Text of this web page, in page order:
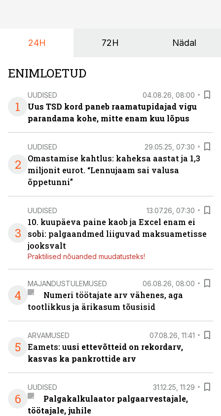
24H 72H Nädal
ENIMLOETUD
1
UUDISED 04.08.26, 08:00
Uus TSD kord paneb raamatupidajad vigu
parandama kohe, mitte enam kuu lõpus
2
UUDISED 29.05.25, 07:30
Omastamise kahtlus: kaheksa aastat ja 1,3
miljonit eurot. “Lennujaam sai valusa
õppetunni”
3
UUDISED 13.07.26, 07:30
10. kuupäeva paine kaob ja Excel enam ei
sobi: palgaandmed liiguvad maksuametisse
jooksvalt
Praktilised nõuanded muudatusteks!
4
MAJANDUSTULEMUSED 06.08.26, 08:00
Numeri töötajate arv vähenes, aga
tootlikkus ja ärikasum tõusisid
5
ARVAMUSED 07.08.26, 11:41
Eamets: uusi ettevõtteid on rekordarv,
kasvas ka pankrottide arv
6
UUDISED 31.12.25, 11:29
Palgakalkulaator palgaarvestajale,
töötajale, juhile